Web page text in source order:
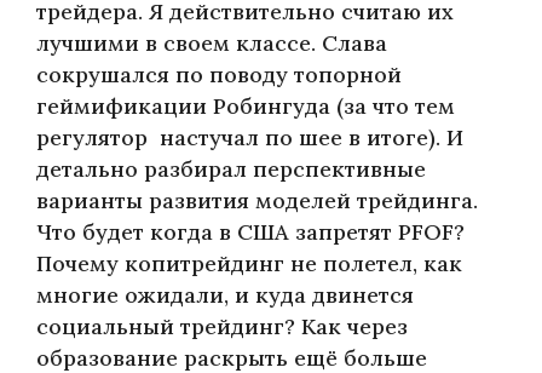
трейдера. Я действительно считаю их
лучшими в своем классе. Слава
сокрушался по поводу топорной
геймификации Робингуда (за что тем
регулятор настучал по шее в итоге). И
детально разбирал перспективные
варианты развития моделей трейдинга.
Что будет когда в США запретят PFOF?
Почему копитрейдинг не полетел, как
многие ожидали, и куда двинется
социальный трейдинг? Как через
образование раскрыть ещё больше